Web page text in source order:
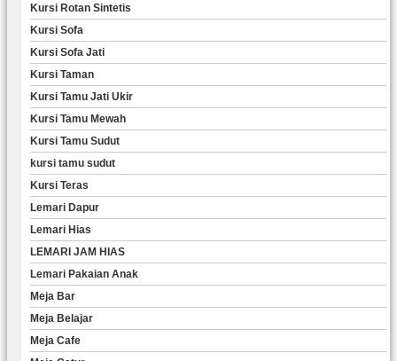
Kursi Rotan Sintetis
Kursi Sofa
Kursi Sofa Jati
Kursi Taman
Kursi Tamu Jati Ukir
Kursi Tamu Mewah
Kursi Tamu Sudut
kursi tamu sudut
Kursi Teras
Lemari Dapur
Lemari Hias
LEMARI JAM HIAS
Lemari Pakaian Anak
Meja Bar
Meja Belajar
Meja Cafe